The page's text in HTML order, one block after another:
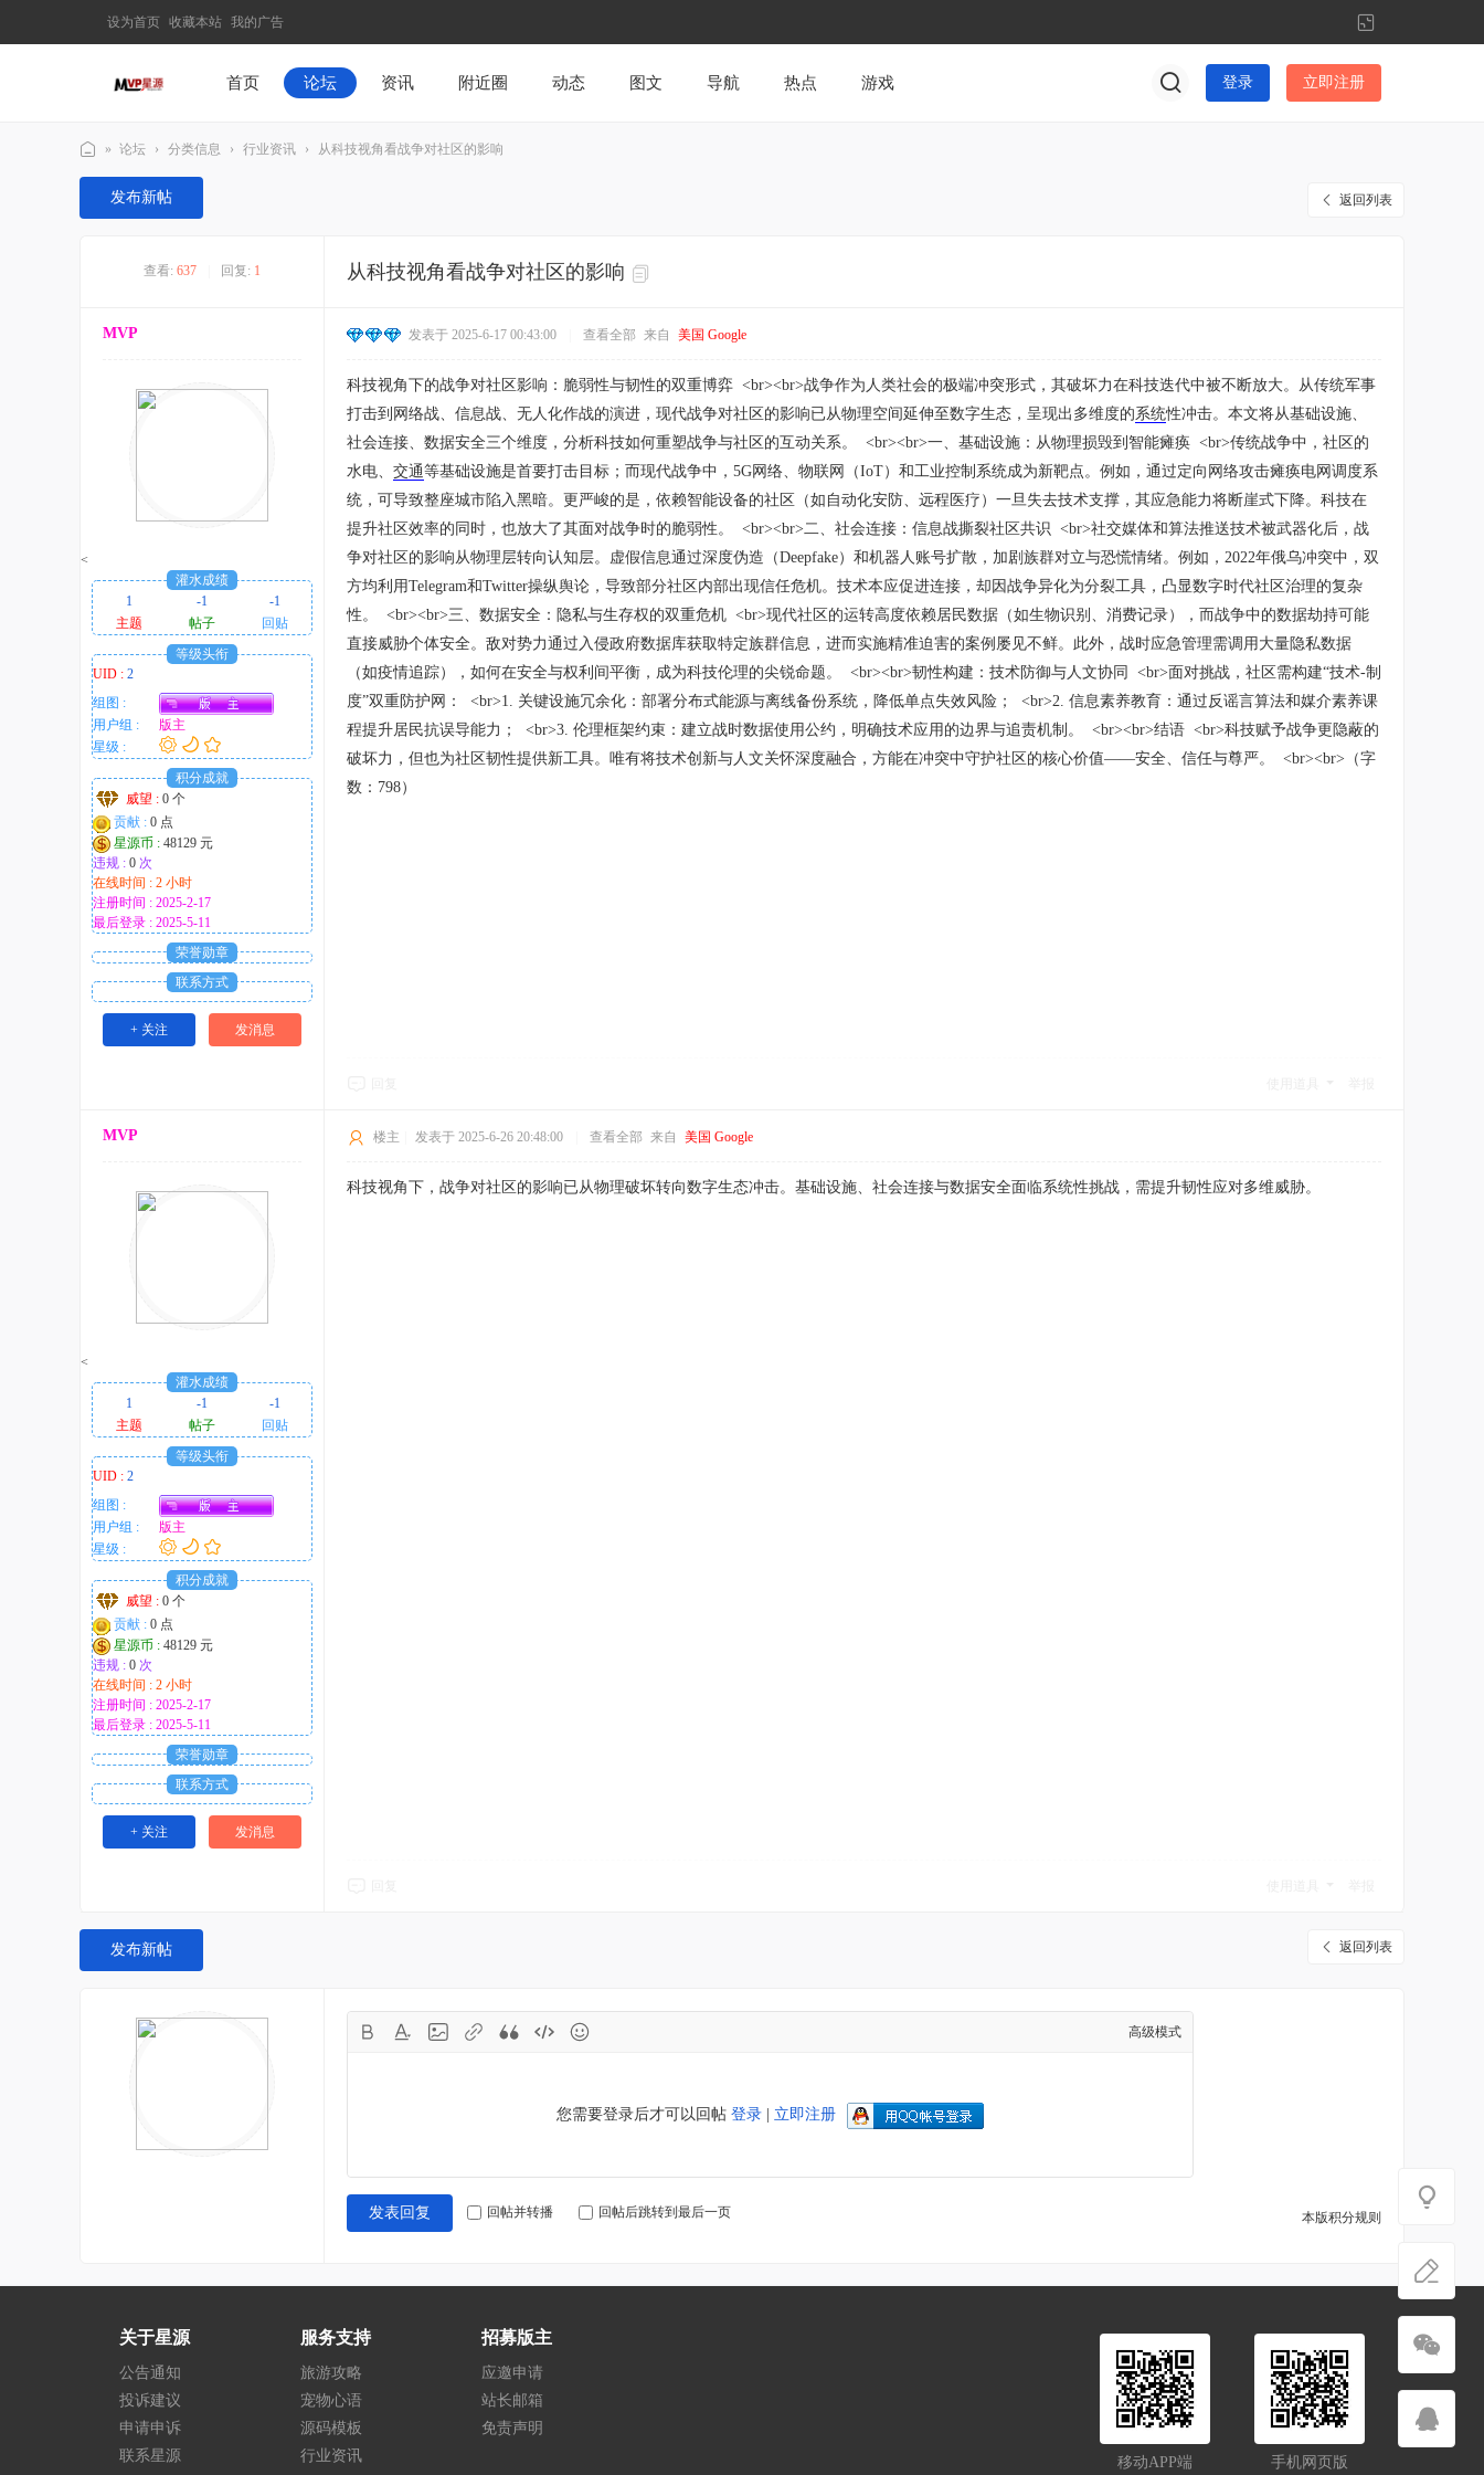
设为首页 收藏本站 我的广告
切
换
到
窄
首页 论坛 资讯 附近圈 动态 图文 导航 热点 游戏 登录 立即注册
M
！
» 论坛 › 分类信息 › 行业资讯 › 从科技视角看战争对社区的影响
返回列表
发布新帖
查看: 637 回复: 1 从科技视角看战争对社区的影响
MVP
<
灌水成绩
1
-1
-1
主题
帖子
回贴
等级头衔
UID : 2
组图 :
用户组 :
版主
星级 :
积分成就
威望 : 0 个
贡献 : 0 点
星源币 : 48129 元
违规 : 0 次
在线时间 : 2 小时
注册时间 : 2025-2-17
最后登录 : 2025-5-11
荣誉勋章
联系方式
+ 关注 发消息
发表于 2025-6-17 00:43:00 查看全部 来自 美国 Google
科技视角下的战争对社区影响：脆弱性与韧性的双重博弈 <br><br>战争作为人类社会的极端冲突形式，其破坏力在科技迭代中被不断放大。从传统军事
打击到网络战、信息战、无人化作战的演进，现代战争对社区的影响已从物理空间延伸至数字生态，呈现出多维度的系统性冲击。本文将从基础设施、
社会连接、数据安全三个维度，分析科技如何重塑战争与社区的互动关系。 <br><br>一、基础设施：从物理损毁到智能瘫痪 <br>传统战争中，社区的
水电、 交通等基础设施是首要打击目标；而现代战争中，5G网络、物联网（IoT）和工业控制系统成为新靶点。例如，通过定向网络攻击瘫痪电网调度系
统，可导致整座城市陷入黑暗。更严峻的是，依赖智能设备的社区（如自动化安防、远程医疗）一旦失去技术支撑，其应急能力将断崖式下降。科技在
提升社区效率的同时，也放大了其面对战争时的脆弱性。 <br><br>二、社会连接：信息战撕裂社区共识 <br>社交媒体和算法推送技术被武器化后，战
争对社区的影响从物理层转向认知层。虚假信息通过深度伪造（Deepfake）和机器人账号扩散，加剧族群对立与恐慌情绪。例如，2022年俄乌冲突中，双
方均利用Telegram和Twitter操纵舆论，导致部分社区内部出现信任危机。技术本应促进连接，却因战争异化为分裂工具，凸显数字时代社区治理的复杂
性。 <br><br>三、数据安全：隐私与生存权的双重危机 <br>现代社区的运转高度依赖居民数据（如生物识别、消费记录），而战争中的数据劫持可能
直接威胁个体安全。敌对势力通过入侵政府数据库获取特定族群信息，进而实施精准迫害的案例屡见不鲜。此外，战时应急管理需调用大量隐私数据
（如疫情追踪），如何在安全与权利间平衡，成为科技伦理的尖锐命题。 <br><br>韧性构建：技术防御与人文协同 <br>面对挑战，社区需构建“技术-制
度”双重防护网： <br>1. 关键设施冗余化：部署分布式能源与离线备份系统，降低单点失效风险； <br>2. 信息素养教育：通过反谣言算法和媒介素养课
程提升居民抗误导能力； <br>3. 伦理框架约束：建立战时数据使用公约，明确技术应用的边界与追责机制。 <br><br>结语 <br>科技赋予战争更隐蔽的
破坏力，但也为社区韧性提供新工具。唯有将技术创新与人文关怀深度融合，方能在冲突中守护社区的核心价值——安全、信任与尊严。 <br><br>（字
数：798）
MVP
<
灌水成绩
1
-1
-1
主题
帖子
回贴
等级头衔
UID : 2
组图 :
用户组 :
版主
星级 :
积分成就
威望 : 0 个
贡献 : 0 点
星源币 : 48129 元
违规 : 0 次
在线时间 : 2 小时
注册时间 : 2025-2-17
最后登录 : 2025-5-11
荣誉勋章
联系方式
+ 关注 发消息
楼主 发表于 2025-6-26 20:48:00 查看全部 来自 美国 Google
科技视角下，战争对社区的影响已从物理破坏转向数字生态冲击。基础设施、社会连接与数据安全面临系统性挑战，需提升韧性应对多维威胁。
返回列表
发布新帖
高级模式
您需要登录后才可以回帖 登录 立即注册
本版积分规则
发表回复 回帖并转播 回帖后跳转到最后一页
关于星源
公告通知
投诉建议
申请申诉
联系星源
服务支持
旅游攻略
宠物心语
源码模板
行业资讯
招募版主
应邀申请
站长邮箱
免责声明
手机网页版
移动APP端